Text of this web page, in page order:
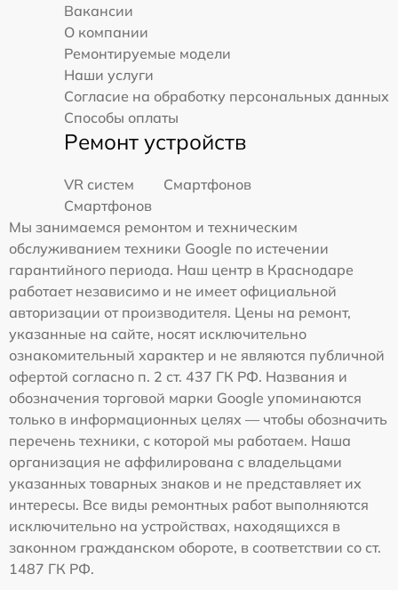
Вакансии
О компании
Ремонтируемые модели
Наши услуги
Согласие на обработку персональных данных
Способы оплаты
Ремонт устройств
VR систем
Смартфонов
Смартфонов
Мы занимаемся ремонтом и техническим
обслуживанием техники Google по истечении
гарантийного периода. Наш центр в Краснодаре
работает независимо и не имеет официальной
авторизации от производителя. Цены на ремонт,
указанные на сайте, носят исключительно
ознакомительный характер и не являются публичной
офертой согласно п. 2 ст. 437 ГК РФ. Названия и
обозначения торговой марки Google упоминаются
только в информационных целях — чтобы обозначить
перечень техники, с которой мы работаем. Наша
организация не аффилирована с владельцами
указанных товарных знаков и не представляет их
интересы. Все виды ремонтных работ выполняются
исключительно на устройствах, находящихся в
законном гражданском обороте, в соответствии со ст.
1487 ГК РФ.